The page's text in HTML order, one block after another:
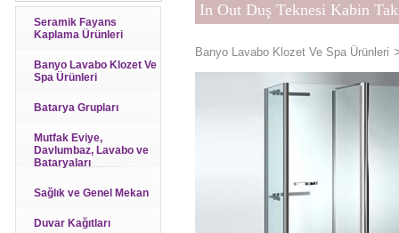
Seramik Fayans
Kaplama Ürünleri
Banyo Lavabo Klozet Ve
Spa Ürünleri
Batarya Grupları
Mutfak Eviye,
Davlumbaz, Lavabo ve
Bataryaları
Sağlık ve Genel Mekan
Duvar Kağıtları
In Out Duş Teknesi Kabin
Banyo Lavabo Klozet Ve Spa Ürünleri